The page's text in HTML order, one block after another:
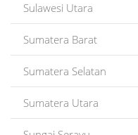
Sulawesi Utara
Sumatera Barat
Sumatera Selatan
Sumatera Utara